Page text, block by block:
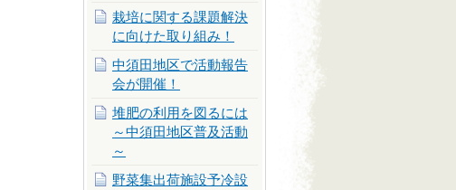
栽培に関する課題解決
に向けた取り組み！
中須田地区で活動報告
会が開催！
堆肥の利用を図るには
～中須田地区普及活動
～
野菜集出荷施設予冷設